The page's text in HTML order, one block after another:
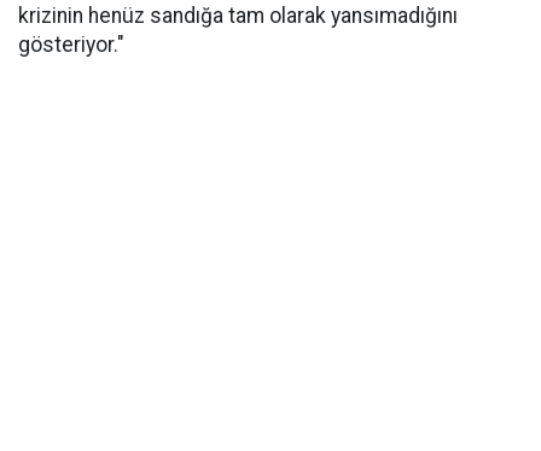
krizinin henüz sandığa tam olarak yansımadığını
gösteriyor."